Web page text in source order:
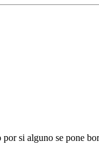
si alguno se pone